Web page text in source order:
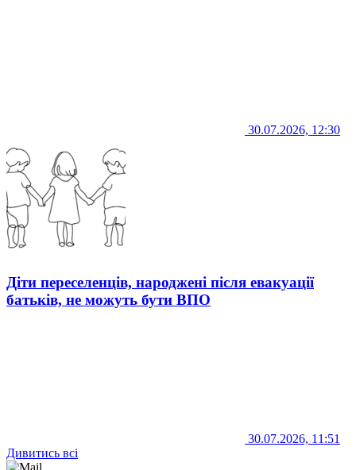
30.07.2026, 12:30
Діти переселенців, народжені після евакуації
батьків, не можуть бути ВПО
30.07.2026, 11:51
Дивитись всі